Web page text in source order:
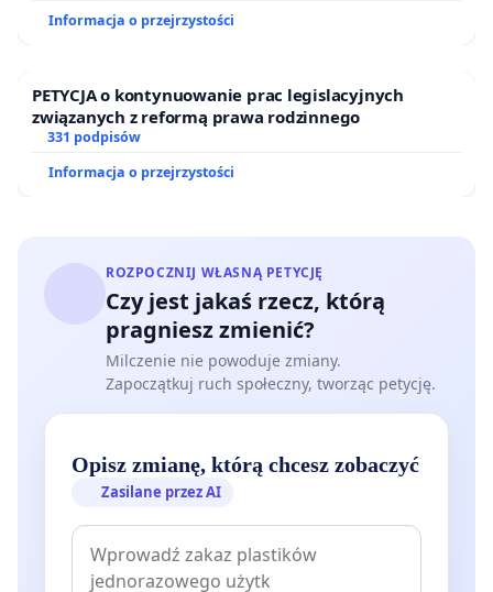
Informacja o przejrzystości
PETYCJA o kontynuowanie prac legislacyjnych
związanych z reformą prawa rodzinnego
331 podpisów
Informacja o przejrzystości
ROZPOCZNIJ WŁASNĄ PETYCJĘ
Czy jest jakaś rzecz, którą
pragniesz zmienić?
Milczenie nie powoduje zmiany.
Zapoczątkuj ruch społeczny, tworząc petycję.
Opisz zmianę, którą chcesz zobaczyć
Zasilane przez AI